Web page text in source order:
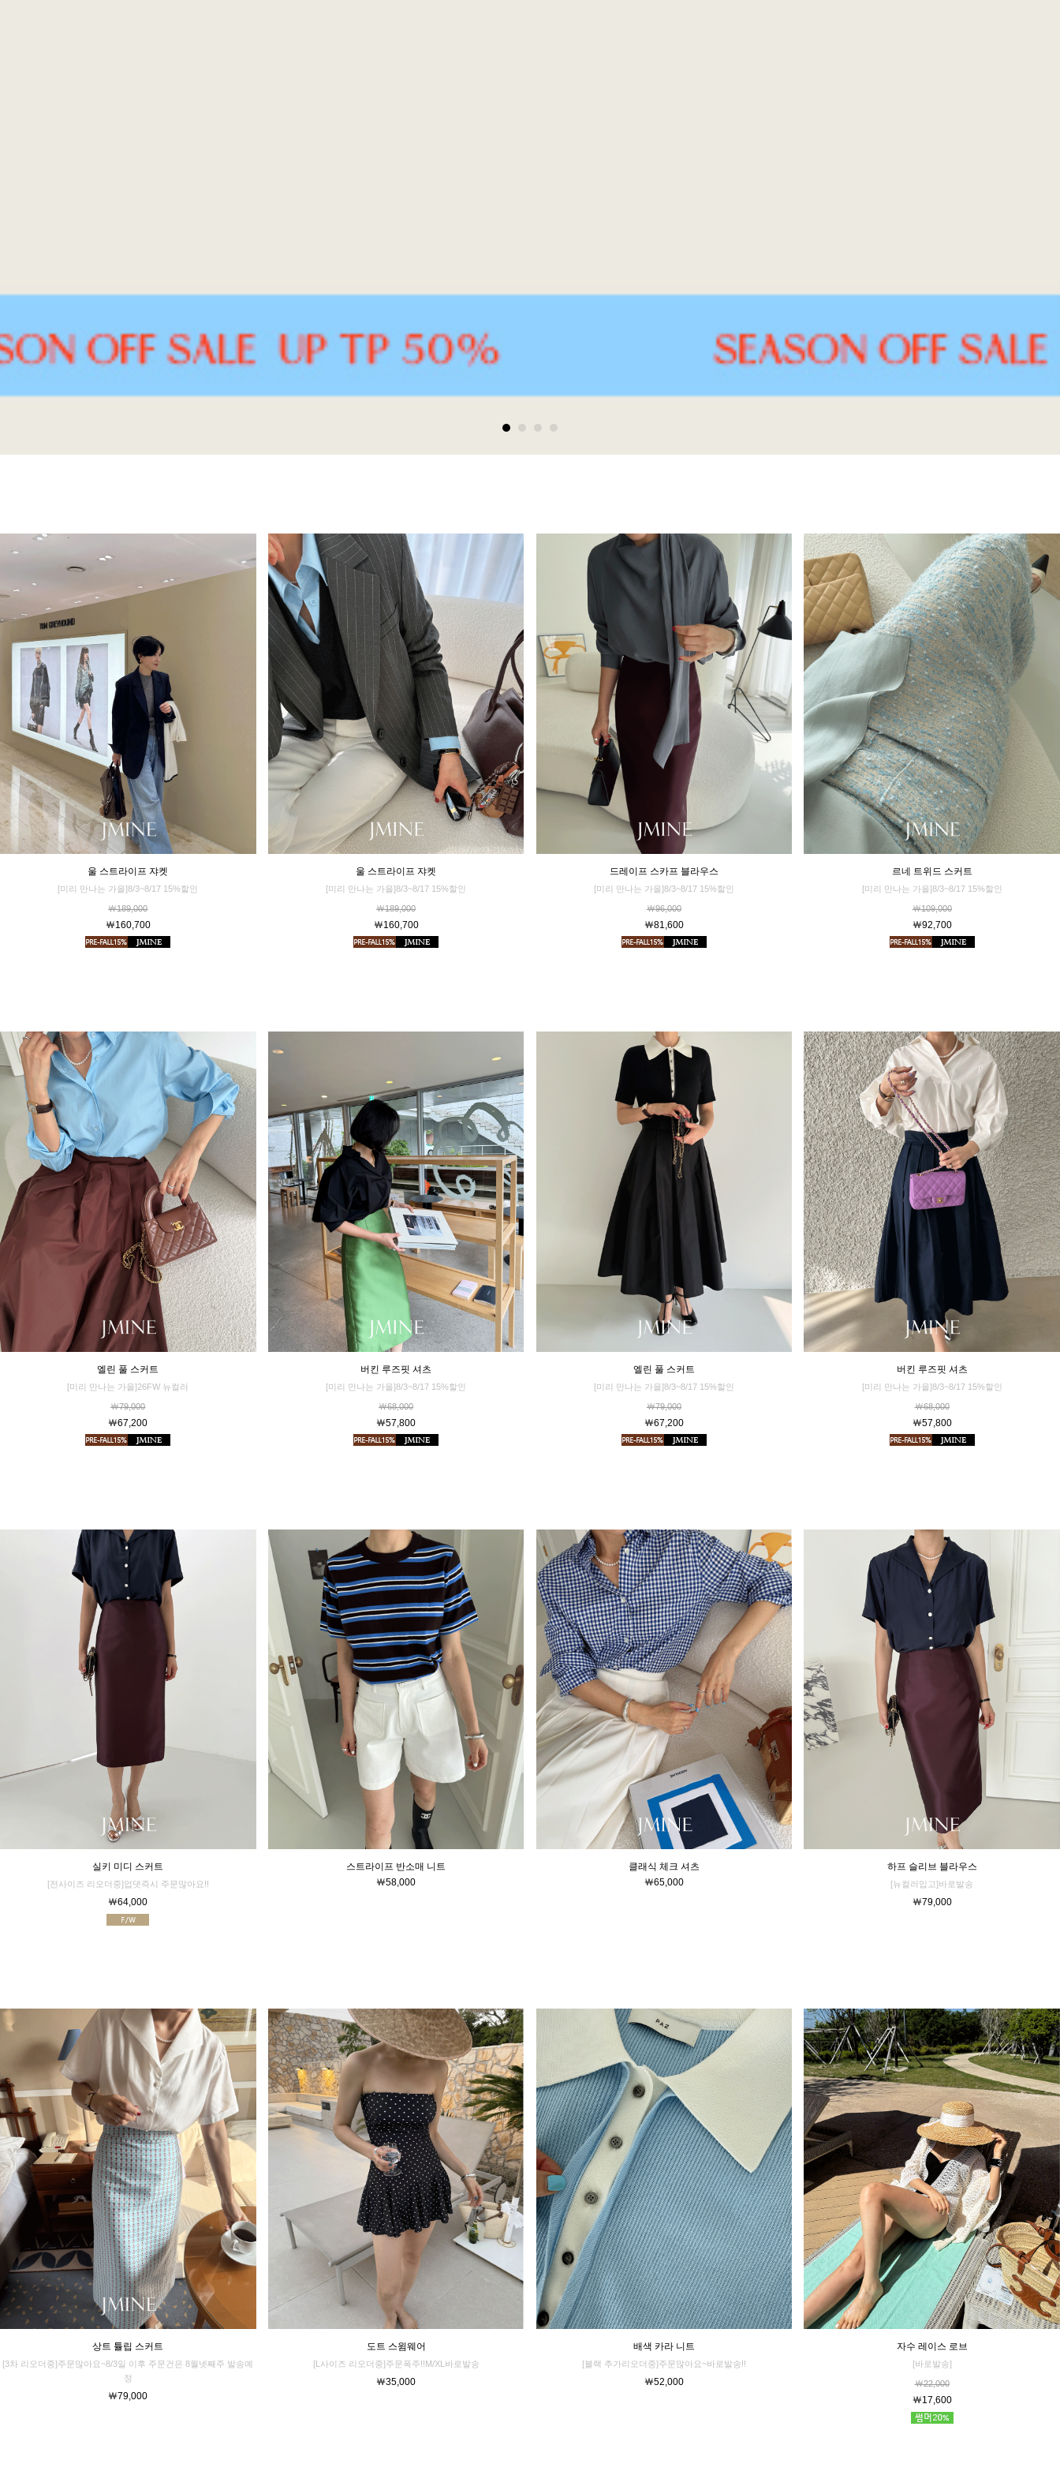
울 스트라이프 쟈켓
[미리 만나는 가을]8/3~8/17 15%할인
￦189,000
￦160,700
울 스트라이프 쟈켓
[미리 만나는 가을]8/3~8/17 15%할인
￦189,000
￦160,700
드레이프 스카프 블라우스
[미리 만나는 가을]8/3~8/17 15%할인
￦96,000
￦81,600
르네 트위드 스커트
[미리 만나는 가을]8/3~8/17 15%할인
￦109,000
￦92,700
엘린 풀 스커트
[미리 만나는 가을]26FW 뉴컬러
￦79,000
￦67,200
버킨 루즈핏 셔츠
[미리 만나는 가을]8/3~8/17 15%할인
￦68,000
￦57,800
엘린 풀 스커트
[미리 만나는 가을]8/3~8/17 15%할인
￦79,000
￦67,200
버킨 루즈핏 셔츠
[미리 만나는 가을]8/3~8/17 15%할인
￦68,000
￦57,800
실키 미디 스커트
[전사이즈 리오더중]업댓즉시 주문많아요!!
￦64,000
스트라이프 반소매 니트
￦58,000
클래식 체크 셔츠
￦65,000
하프 슬리브 블라우스
[뉴컬러입고]바로발송
￦79,000
상트 튤립 스커트
[3차 리오더중]주문많아요~8/3일 이후 주문건은 8월넷째주 발송예
정
￦79,000
도트 스윔웨어
[L사이즈 리오더중]주문폭주!!M/XL바로발송
￦35,000
배색 카라 니트
[블랙 추가리오더중]주문많아요~바로발송!!
￦52,000
자수 레이스 로브
[바로발송]
￦22,000
￦17,600